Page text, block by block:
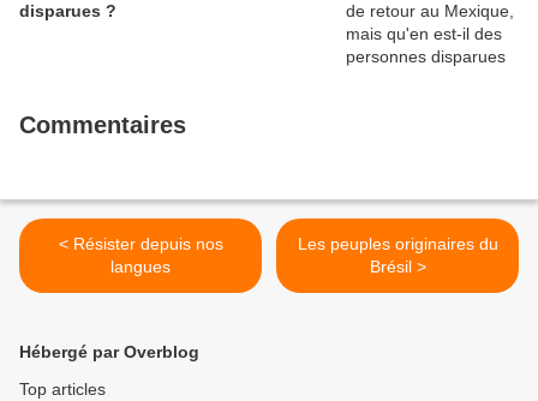
disparues ?
Commentaires
< Résister depuis nos
langues
Les peuples originaires du
Brésil >
Hébergé par Overblog
Top articles